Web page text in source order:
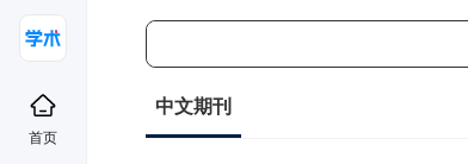
首页
中文期刊